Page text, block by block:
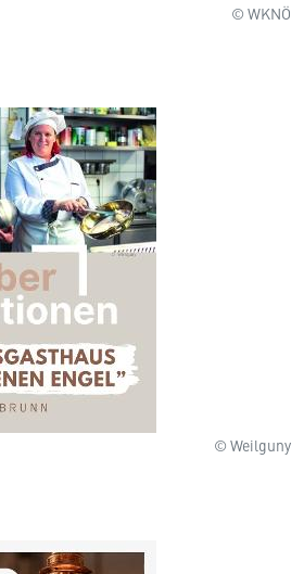
© WKNÖ
© Weilguny